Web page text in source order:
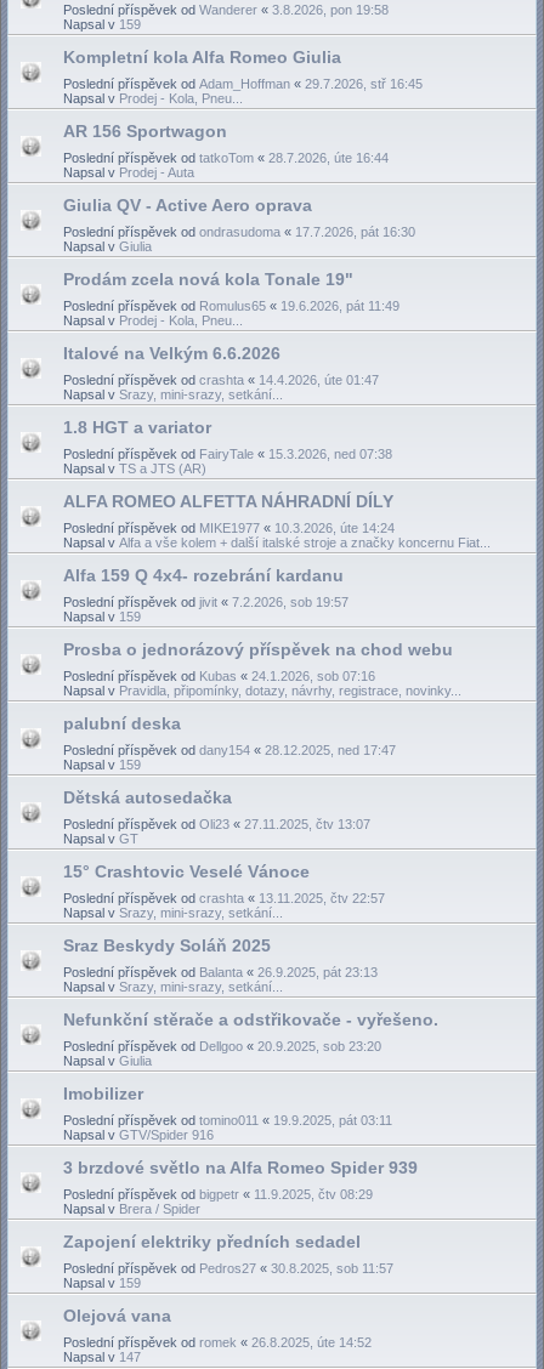
Poslední příspěvek od Wanderer « 3.8.2026, pon 19:58
Napsal v 159
Kompletní kola Alfa Romeo Giulia
Poslední příspěvek od Adam_Hoffman « 29.7.2026, stř 16:45
Napsal v Prodej - Kola, Pneu...
AR 156 Sportwagon
Poslední příspěvek od tatkoTom « 28.7.2026, úte 16:44
Napsal v Prodej - Auta
Giulia QV - Active Aero oprava
Poslední příspěvek od ondrasudoma « 17.7.2026, pát 16:30
Napsal v Giulia
Prodám zcela nová kola Tonale 19"
Poslední příspěvek od Romulus65 « 19.6.2026, pát 11:49
Napsal v Prodej - Kola, Pneu...
Italové na Velkým 6.6.2026
Poslední příspěvek od crashta « 14.4.2026, úte 01:47
Napsal v Srazy, mini-srazy, setkání...
1.8 HGT a variator
Poslední příspěvek od FairyTale « 15.3.2026, ned 07:38
Napsal v TS a JTS (AR)
ALFA ROMEO ALFETTA NÁHRADNÍ DÍLY
Poslední příspěvek od MIKE1977 « 10.3.2026, úte 14:24
Napsal v Alfa a vše kolem + další italské stroje a značky koncernu Fiat...
Alfa 159 Q 4x4- rozebrání kardanu
Poslední příspěvek od jivit « 7.2.2026, sob 19:57
Napsal v 159
Prosba o jednorázový příspěvek na chod webu
Poslední příspěvek od Kubas « 24.1.2026, sob 07:16
Napsal v Pravidla, připomínky, dotazy, návrhy, registrace, novinky...
palubní deska
Poslední příspěvek od dany154 « 28.12.2025, ned 17:47
Napsal v 159
Dětská autosedačka
Poslední příspěvek od Oli23 « 27.11.2025, čtv 13:07
Napsal v GT
15° Crashtovic Veselé Vánoce
Poslední příspěvek od crashta « 13.11.2025, čtv 22:57
Napsal v Srazy, mini-srazy, setkání...
Sraz Beskydy Soláň 2025
Poslední příspěvek od Balanta « 26.9.2025, pát 23:13
Napsal v Srazy, mini-srazy, setkání...
Nefunkční stěrače a odstřikovače - vyřešeno.
Poslední příspěvek od Dellgoo « 20.9.2025, sob 23:20
Napsal v Giulia
Imobilizer
Poslední příspěvek od tomino011 « 19.9.2025, pát 03:11
Napsal v GTV/Spider 916
3 brzdové světlo na Alfa Romeo Spider 939
Poslední příspěvek od bigpetr « 11.9.2025, čtv 08:29
Napsal v Brera / Spider
Zapojení elektriky předních sedadel
Poslední příspěvek od Pedros27 « 30.8.2025, sob 11:57
Napsal v 159
Olejová vana
Poslední příspěvek od romek « 26.8.2025, úte 14:52
Napsal v 147